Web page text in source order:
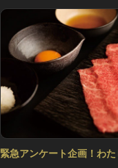
緊急アンケート企画！わ